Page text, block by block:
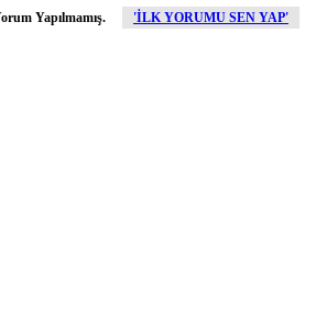
Yapılmamış. 'İLK YORUMU SEN YAP'